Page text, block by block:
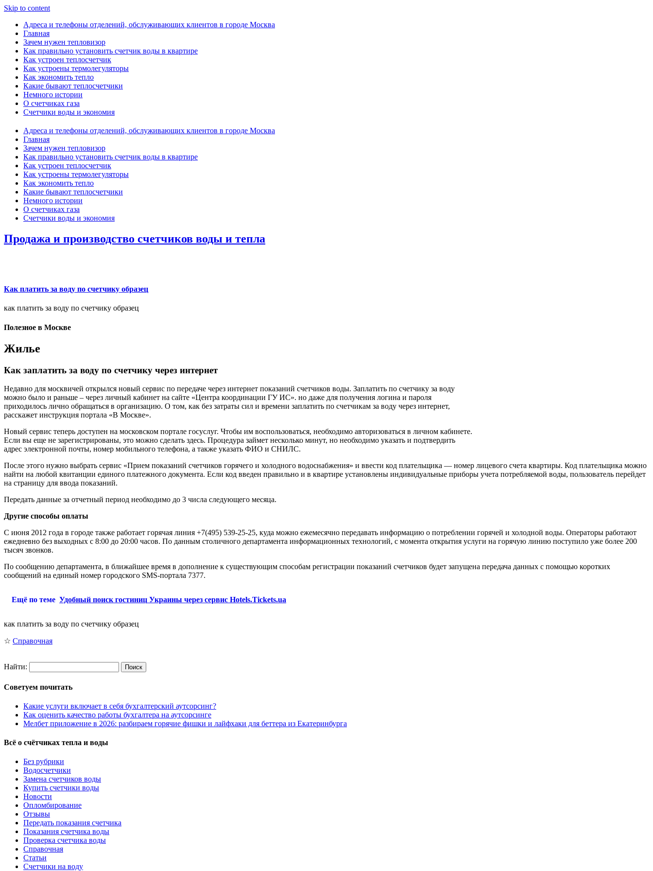
Skip to content
Адреса и телефоны отделений, обслуживающих клиентов в городе Москва
Главная
Зачем нужен тепловизор
Как правильно установить счетчик воды в квартире
Как устроен теплосчетчик
Как устроены термолегуляторы
Как экономить тепло
Какие бывают теплосчетчики
Немного истории
О счетчиках газа
Счетчики воды и экономия
Адреса и телефоны отделений, обслуживающих клиентов в городе Москва
Главная
Зачем нужен тепловизор
Как правильно установить счетчик воды в квартире
Как устроен теплосчетчик
Как устроены термолегуляторы
Как экономить тепло
Какие бывают теплосчетчики
Немного истории
О счетчиках газа
Счетчики воды и экономия
Продажа и производство счетчиков воды и тепла
Как платить за воду по счетчику образец
как платить за воду по счетчику образец
Полезное в Москве
Жилье
Как заплатить за воду по счетчику через интернет
Недавно для москвичей открылся новый сервис по передаче через интернет показаний счетчиков воды. Заплатить по счетчику за воду
можно было и раньше – через личный кабинет на сайте «Центра координации ГУ ИС». но даже для получения логина и пароля
приходилось лично обращаться в организацию. О том, как без затраты сил и времени заплатить по счетчикам за воду через интернет,
расскажет инструкция портала «В Москве».
Новый сервис теперь доступен на московском портале госуслуг. Чтобы им воспользоваться, необходимо авторизоваться в личном кабинете.
Если вы еще не зарегистрированы, это можно сделать здесь. Процедура займет несколько минут, но необходимо указать и подтвердить
адрес электронной почты, номер мобильного телефона, а также указать ФИО и СНИЛС.
После этого нужно выбрать сервис «Прием показаний счетчиков горячего и холодного водоснабжения» и ввести код плательщика — номер лицевого счета квартиры. Код плательщика можно
найти на любой квитанции единого платежного документа. Если код введен правильно и в квартире установлены индивидуальные приборы учета потребляемой воды, пользователь перейдет
на страницу для ввода показаний.
Передать данные за отчетный период необходимо до 3 числа следующего месяца.
Другие способы оплаты
С июня 2012 года в городе также работает горячая линия +7(495) 539-25-25, куда можно ежемесячно передавать информацию о потреблении горячей и холодной воды. Операторы работают
ежедневно без выходных с 8:00 до 20:00 часов. По данным столичного департамента информационных технологий, с момента открытия услуги на горячую линию поступило уже более 200
тысяч звонков.
По сообщению департамента, в ближайшее время в дополнение к существующим способам регистрации показаний счетчиков будет запущена передача данных с помощью коротких
сообщений на единый номер городского SMS-портала 7377.
Ещё по теме Удобный поиск гостиниц Украины через сервис Hotels.Tickets.ua
как платить за воду по счетчику образец
☆ Справочная
Найти:
Советуем почитать
Какие услуги включает в себя бухгалтерский аутсорсинг?
Как оценить качество работы бухгалтера на аутсорсинге
Мелбет приложение в 2026: разбираем горячие фишки и лайфхаки для беттера из Екатеринбурга
Всё о счётчиках тепла и воды
Без рубрики
Водосчетчики
Замена счетчиков воды
Купить счетчики воды
Новости
Опломбирование
Отзывы
Передать показания счетчика
Показания счетчика воды
Проверка счетчика воды
Справочная
Статьи
Счетчики на воду